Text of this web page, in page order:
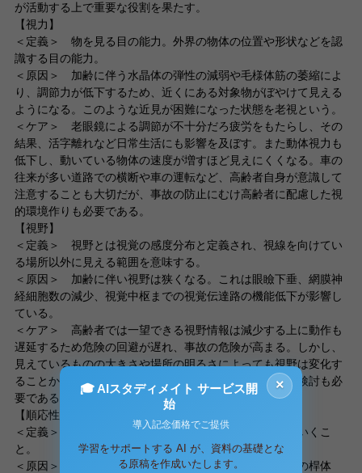
が活動する上で重要な役割を果たす。
【視力】
＜定義＞ 物を見る目の能力。外界の物体の位置や形状などを認
識する目の能力。
＜原因＞ 加齢に伴う水晶体の弾性の減弱や毛様体筋の萎縮によ
り、調節力が低下するため、近くにある対象物がぼやけて見える
ようになる。このような近見が困難になった状態を老視という。
＜ケア＞ 老眼鏡による調節が不十分だろ疲労をもたらし、その
結果、活字離れなど日常生活にも影響を及ぼす。また動体視力も
低下し、動いている物体の速度が増すほど見えにくくなる。車の
往来が多い道路での横断や車の運転など、高齢者自身が意識して
注意することも大切だが、事故の防止にむけ高齢者に配慮した視
的環境作りも必要である。
【視野】
＜定義＞ 視野とは視覚の感度分布と定義され、視線を向けてい
る場所以外に見える範囲を意味する。
＜原因＞ 加齢に伴い視野は狭くなる。これは眼瞼下垂、網膜神
経細胞数の減少、視覚中枢までの視覚伝達路の機能低下が影響し
ている。
＜ケア＞ 高齢者では一望できる視野情報は減少する上に動作も
遅延するため危険の回避が遅れ、事故の危険が高まる。しかし、
見えているものの大きさや場所の明るさによっても視野は変化す
ることから、高齢者の光の感度が向上するような環境の検討も必
要である。
【順応性】
＜定義＞ 外界からの刺激に対して、感覚器官が慣れていくこ
と。
＜原因＞ 暗いところでは桿体が中心になって働く。この桿体
×
🎓 AIスタディメイト サービス開
始
導入記念価格でご提供
学習をサポートする AI が、資料の基礎とな
る原稿を作成いたします。